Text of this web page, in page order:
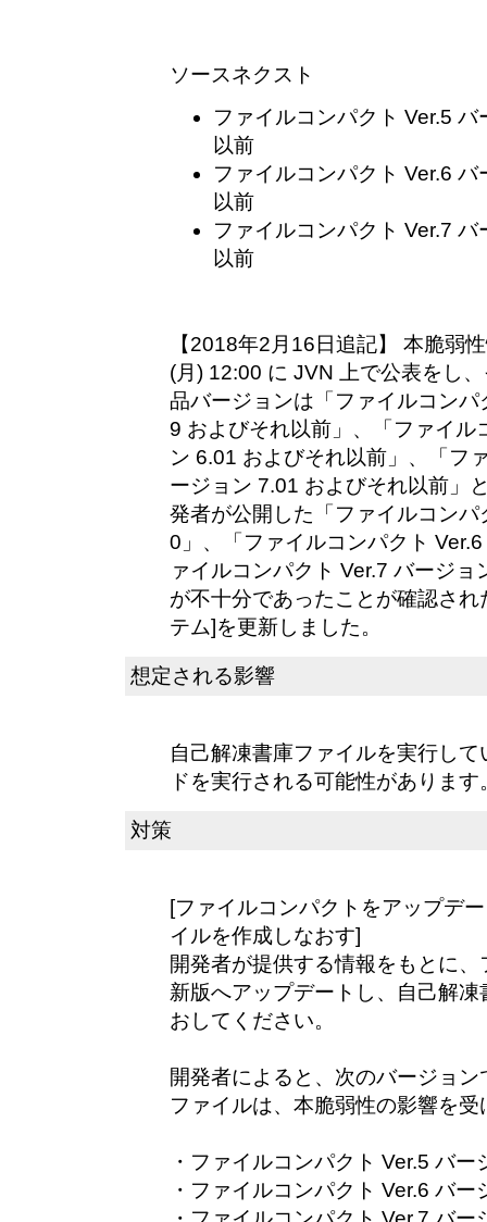
ソースネクスト
ファイルコンパクト Ver.5
以前
ファイルコンパクト Ver.6
以前
ファイルコンパクト Ver.7
以前
【2018年2月16日追記】 本脆弱
(月) 12:00 に JVN 上で公表をし
品バージョンは「ファイルコン
9 およびそれ以前」、「ファイル
ン 6.01 およびそれ以前」、「フ
ージョン 7.01 およびそれ以前」
発者が公開した「ファイルコン
0」、「ファイルコンパクト
ァイルコンパクト Ver.7 バージ
が不十分であったことが確認さ
テム]を更新しました。
想定される影響
自己解凍書庫ファイルを実行し
ドを実行される可能性があります
対策
[ファイルコンパクトをアップデ
イルを作成しなおす]
開発者が提供する情報をもとに
新版へアップデートし、自己解
おしてください。
開発者によると、次のバージョ
ファイルは、本脆弱性の影響を
・ファイルコンパクト Ver.5 バー
・ファイルコンパクト Ver.6 バー